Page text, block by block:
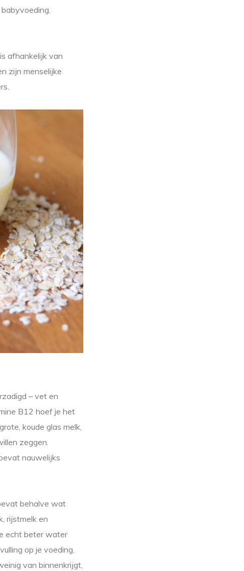
afhankelijk van
zijn menselijke
– vet en
B12 hoef je het
koude glas melk,
zeggen.
nauwelijks
behalve wat
rijstmelk en
echt beter water
op je voeding.
van binnenkrijgt,